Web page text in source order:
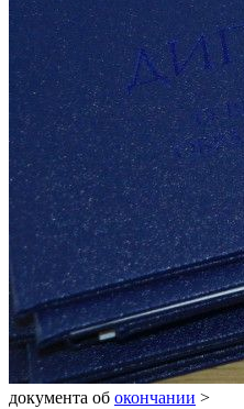
документа об окончании >